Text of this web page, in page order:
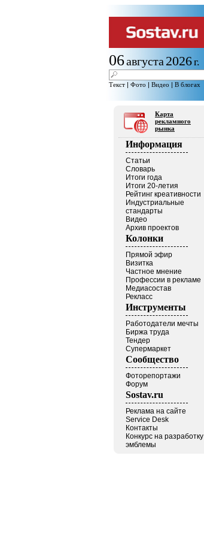
06августа 2026г.
Текст | Фото | Видео | В блогах
Карта
рекламного
рынка
Информация
Статьи
Словарь
Итоги года
Итоги 20-летия
Рейтинг креативности
Индустриальные
стандарты
Видео
Архив проектов
Колонки
Прямой эфир
Визитка
Частное мнение
Профессии в рекламе
Медиасостав
Рекласс
Инструменты
Работодатели мечты
Биржа труда
Тендер
Супермаркет
Сообщество
Фоторепортажи
Форум
Sostav.ru
Реклама на сайте
Service Desk
Контакты
Конкурс на разработку
эмблемы